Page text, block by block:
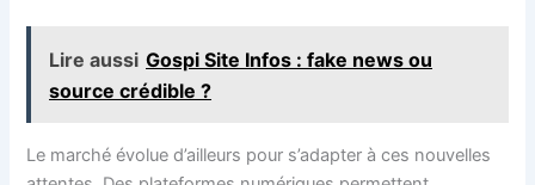
Lire aussi Gospi Site Infos : fake news ou
source crédible ?
Le marché évolue d’ailleurs pour s’adapter à ces nouvelles